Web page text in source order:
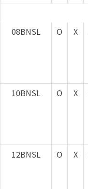
08BNSL
O X
10BNSL O X
12BNSL O X